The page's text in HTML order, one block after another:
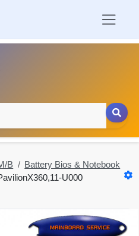
B
Battery Bios & Notebook
U000